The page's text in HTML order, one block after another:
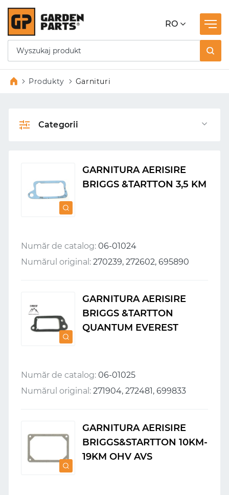
RO
Produkty Garnituri
Categorii
GARNITURA AERISIRE
BRIGGS &TARTTON 3,5 KM
Număr de catalog: 06-01024
Numărul original: 270239, 272602, 695890
GARNITURA AERISIRE
BRIGGS &TARTTON
QUANTUM EVEREST
Număr de catalog: 06-01025
Numărul original: 271904, 272481, 699833
GARNITURA AERISIRE
BRIGGS&STARTTON 10KM-
19KM OHV AVS